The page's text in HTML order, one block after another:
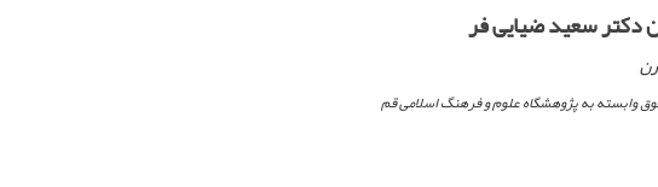
دکتر سعید ضیایی فر
وابسته به پژوهشگاه علوم و فرهنگ اسلامی قم